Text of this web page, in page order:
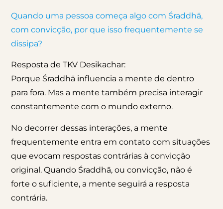
Quando uma pessoa começa algo com Śraddhā,
com convicção, por que isso frequentemente se
dissipa?
Resposta de TKV Desikachar:
Porque Śraddhā influencia a mente de dentro
para fora. Mas a mente também precisa interagir
constantemente com o mundo externo.
No decorrer dessas interações, a mente
frequentemente entra em contato com situações
que evocam respostas contrárias à convicção
original. Quando Śraddhā, ou convicção, não é
forte o suficiente, a mente seguirá a resposta
contrária.